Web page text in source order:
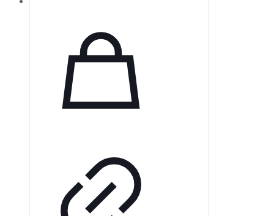
коррекции частей протезов, таких
как композиты, фарфор или
металл. Он доступен в различных
размерах зерна, соответствующих
специфическим процедурам.